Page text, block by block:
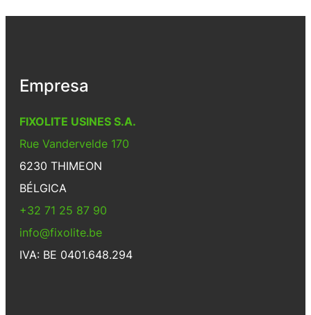
Empresa
FIXOLITE USINES S.A.
Rue Vandervelde 170
6230 THIMEON
BÉLGICA
+32 71 25 87 90
info@fixolite.be
IVA: BE 0401.648.294